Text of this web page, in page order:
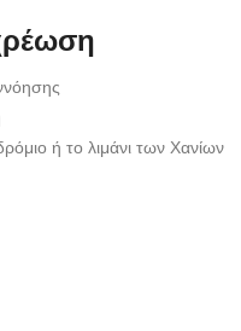
ή το λιμάνι των Χανίων